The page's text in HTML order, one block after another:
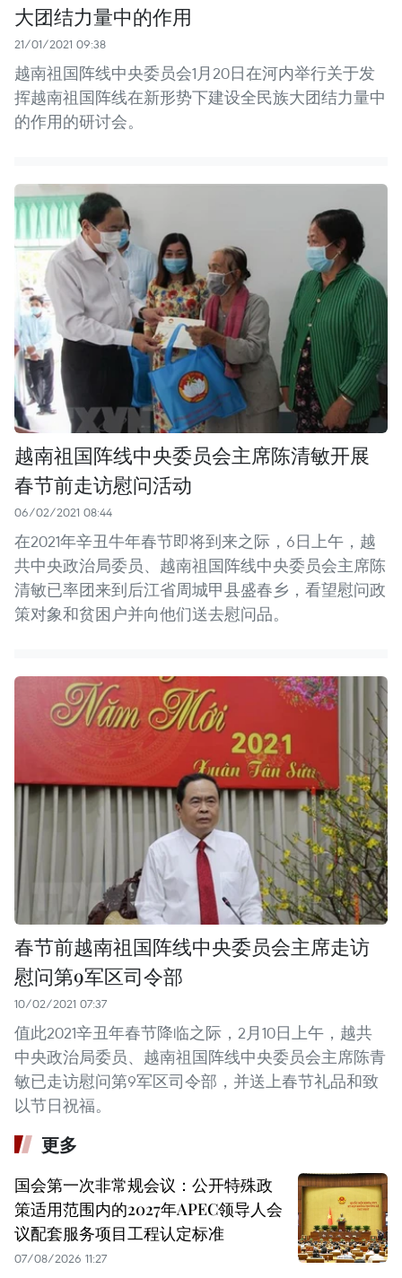
大团结力量中的作用
21/01/2021 09:38
越南祖国阵线中央委员会1月20日在河内举行关于发
挥越南祖国阵线在新形势下建设全民族大团结力量中
的作用的研讨会。
越南祖国阵线中央委员会主席陈清敏开展
春节前走访慰问活动
06/02/2021 08:44
在2021年辛丑牛年春节即将到来之际，6日上午，越
共中央政治局委员、越南祖国阵线中央委员会主席陈
清敏已率团来到后江省周城甲县盛春乡，看望慰问政
策对象和贫困户并向他们送去慰问品。
春节前越南祖国阵线中央委员会主席走访
慰问第9军区司令部
10/02/2021 07:37
值此2021辛丑年春节降临之际，2月10日上午，越共
中央政治局委员、越南祖国阵线中央委员会主席陈青
敏已走访慰问第9军区司令部，并送上春节礼品和致
以节日祝福。
更多
国会第一次非常规会议：公开特殊政
策适用范围内的2027年APEC领导人会
议配套服务项目工程认定标准
07/08/2026 11:27